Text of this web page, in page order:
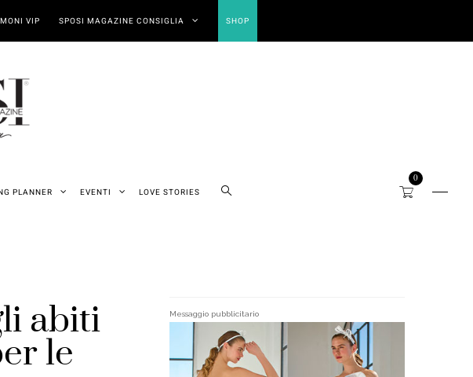
VIP SPOSI MAGAZINE CONSIGLIA SHOP
PLANNER EVENTI LOVE STORIES
0
abiti
le
Messaggio pubblicitario